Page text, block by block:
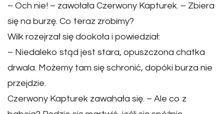
– Och nie! – zawołała Czerwony Kapturek. – Zbiera
się na burzę. Co teraz zrobimy?
Wilk rozejrzał się dookoła i powiedział:
– Niedaleko stąd jest stara, opuszczona chatka
drwala. Możemy tam się schronić, dopóki burza nie
przejdzie.
Czerwony Kapturek zawahała się. – Ale co z